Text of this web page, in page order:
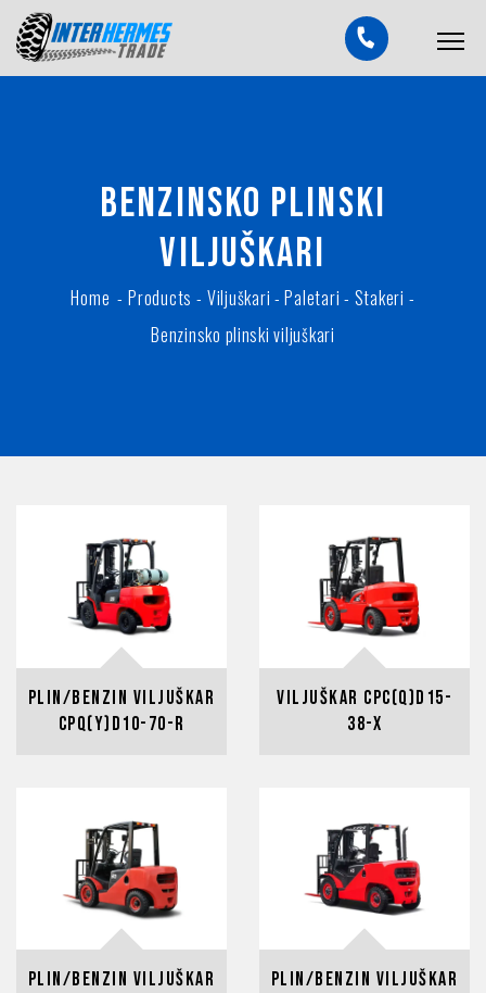
Benzinsko plinski
viljuškari
Home - Products - Viljuškari - Paletari - Stakeri -
Benzinsko plinski viljuškari
Plin/benzin viljuškar
CPQ(Y)D10-70-R
Viljuškar CPC(Q)D15-
38-X
Plin/benzin viljuškar
Plin/benzin viljuškar